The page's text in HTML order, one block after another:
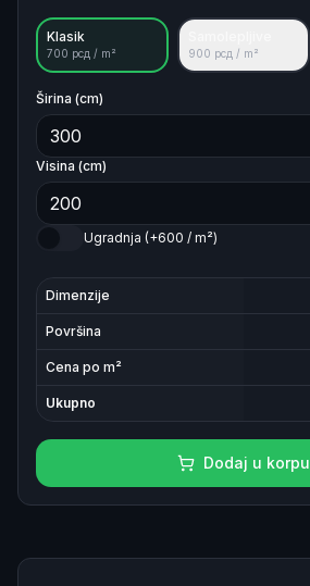
Klasik
700 рсд / m² 900 рсд / m²
Širina (cm)
Visina (cm)
Ugradnja (+600 / m²)
Dimenzije
Površina
Cena po m²
Ukupno
Dodaj u korpu